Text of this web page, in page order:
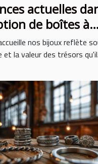
actuelles
de boîtes à
hommes et
nos bijoux reflète
et la valeur des trésors